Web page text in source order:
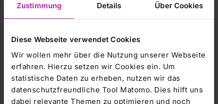
Zustimmung Details Über Cookies
Diese Webseite verwendet Cookies
Wir wollen mehr über die Nutzung unserer Webseite
erfahren. Hierzu setzen wir Cookies ein. Um
statistische Daten zu erheben, nutzen wir das
datenschutzfreundliche Tool Matomo. Dies hilft uns
dabei relevante Themen zu optimieren und noch
Gesamtvolumen: 2040,00
Angaben zum veröffentlichungspflichtigen Unternehmen